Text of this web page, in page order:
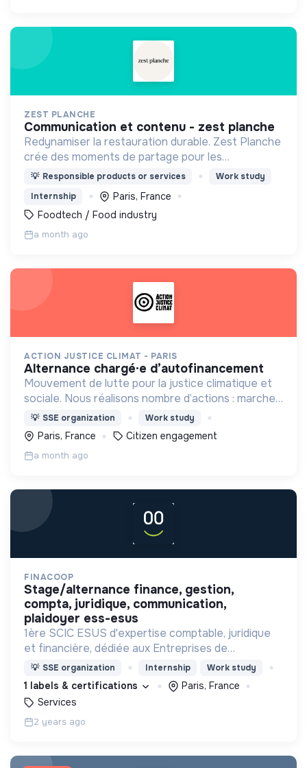
ZEST PLANCHE
communication et contenu - zest planche
Redynamiser la restauration durable. Zest Planche
crée des moments de partage pour les
entreprises allant de 20 à 1000 Zesteurs en livrant
faites maison.
💡 Responsible products or services
Work study
Internship
Paris, France
Foodtech / Food industry
a month ago
ACTION JUSTICE CLIMAT - PARIS
alternance chargé·e d’autofinancement
Mouvement de lutte pour la justice climatique et
sociale. Nous réalisons nombre d’actions : marches
pour le climat, actions de mobilisation citoyenne
non-violente, formations, luttes locales, etc.
💡 SSE organization Work study
Paris, France Citizen engagement
a month ago
FINACOOP
stage/alternance finance, gestion,
compta, juridique, communication,
plaidoyer ess-esus
1ère SCIC ESUS d'expertise comptable, juridique
et financière, dédiée aux Entreprises de
l’Économie Sociale et Solidaire (ESS).
💡 SSE organization Internship Work study
1 labels & certifications
Paris, France
Services
2 years ago